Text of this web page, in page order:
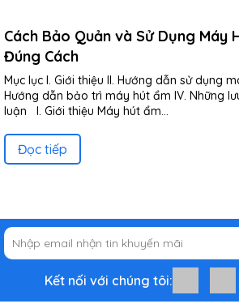
Cách Bảo Quản và Sử Dụng Máy
Đúng Cách
Mục lục I. Giới thiệu II. Hướng dẫn sử dụng
Hướng dẫn bảo trì máy hút ẩm IV. Những
luận I. Giới thiệu Máy hút ẩm...
Đọc tiếp
Kết nối với chúng tôi: